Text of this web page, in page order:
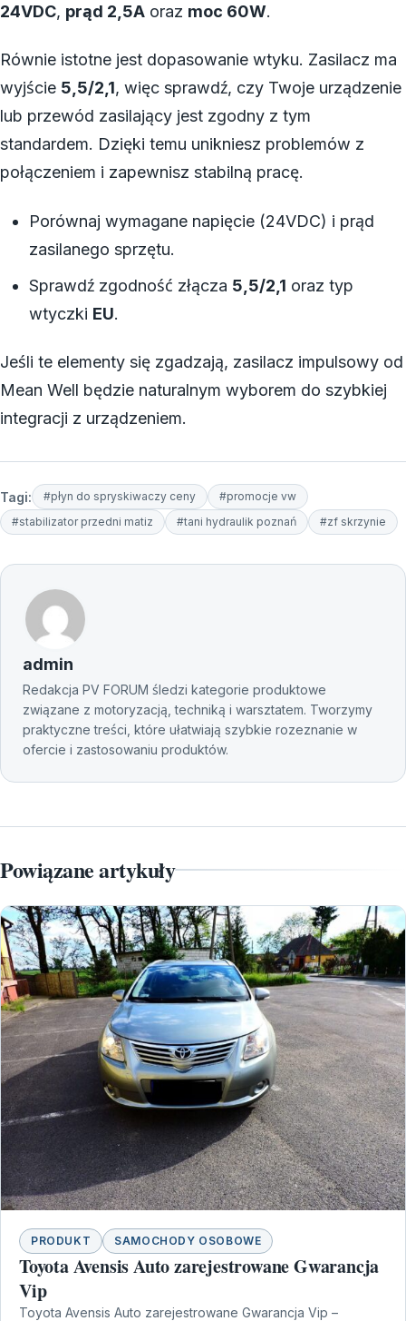
24VDC, prąd 2,5A oraz moc 60W.
Równie istotne jest dopasowanie wtyku. Zasilacz ma
wyjście 5,5/2,1, więc sprawdź, czy Twoje urządzenie
lub przewód zasilający jest zgodny z tym
standardem. Dzięki temu unikniesz problemów z
połączeniem i zapewnisz stabilną pracę.
Porównaj wymagane napięcie (24VDC) i prąd
zasilanego sprzętu.
Sprawdź zgodność złącza 5,5/2,1 oraz typ
wtyczki EU.
Jeśli te elementy się zgadzają, zasilacz impulsowy od
Mean Well będzie naturalnym wyborem do szybkiej
integracji z urządzeniem.
Tagi: #płyn do spryskiwaczy ceny
#promocje vw
#stabilizator przedni matiz
#tani hydraulik poznań #zf skrzynie
admin
Redakcja PV FORUM śledzi kategorie produktowe
związane z motoryzacją, techniką i warsztatem. Tworzymy
praktyczne treści, które ułatwiają szybkie rozeznanie w
ofercie i zastosowaniu produktów.
Powiązane artykuły
PRODUKT SAMOCHODY OSOBOWE
Toyota Avensis Auto zarejestrowane Gwarancja
Vip
Toyota Avensis Auto zarejestrowane Gwarancja Vip –